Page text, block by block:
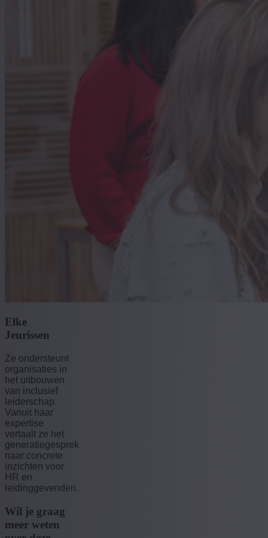
Elke
Jeurissen
Ze ondersteunt
organisaties in
het uitbouwen
van inclusief
leiderschap.
Vanuit haar
expertise
vertaalt ze het
generatiegesprek
naar concrete
inzichten voor
HR en
leidinggevenden.
Wil je graag
meer weten